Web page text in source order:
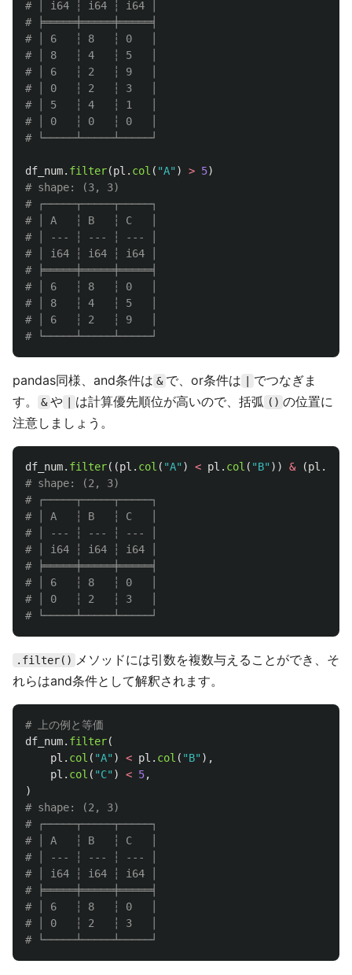
# │ i64 ┆ i64 ┆ i64 │
# ╞═════╪═════╪═════╡
# │ 6   ┆ 8   ┆ 0   │
# │ 8   ┆ 4   ┆ 5   │
# │ 6   ┆ 2   ┆ 9   │
# │ 0   ┆ 2   ┆ 3   │
# │ 5   ┆ 4   ┆ 1   │
# │ 0   ┆ 0   ┆ 0   │
df_num. filter(pl . col ( "A" ) > 5)
# shape: (3, 3)
# ┌─────┬─────┬─────┐
# │ A   ┆ B   ┆ C   │
# │ --- ┆ --- ┆ --- │
# │ i64 ┆ i64 ┆ i64 │
# ╞═════╪═════╪═════╡
# │ 6   ┆ 8   ┆ 0   │
# │ 8   ┆ 4   ┆ 5   │
# │ 6   ┆ 2   ┆ 9   │
pandas同様、and条件は & で、or条件は
でつなぎま
す。
& や は計算優先順位が高いので、括弧 () の位置に
注意しましょう。
df_num. filter((pl . col ( "A" ) < pl . col ( "B" )) & (pl .
# shape: (2, 3)
# ┌─────┬─────┬─────┐
# │ A   ┆ B   ┆ C   │
# │ --- ┆ --- ┆ --- │
# │ i64 ┆ i64 ┆ i64 │
# ╞═════╪═════╪═════╡
# │ 6   ┆ 8   ┆ 0   │
# │ 0   ┆ 2   ┆ 3   │
.filter() メソッドには引数を複数与えることができ、そ
れらはand条件として解釈されます。
df_num. filter(
pl . col ( "A" ) < pl . col ( "B" ),
pl . col ( "C" ) < 5,
)
# shape: (2, 3)
# ┌─────┬─────┬─────┐
# │ A   ┆ B   ┆ C   │
# │ --- ┆ --- ┆ --- │
# │ i64 ┆ i64 ┆ i64 │
# ╞═════╪═════╪═════╡
# │ 6   ┆ 8   ┆ 0   │
# │ 0   ┆ 2   ┆ 3   │